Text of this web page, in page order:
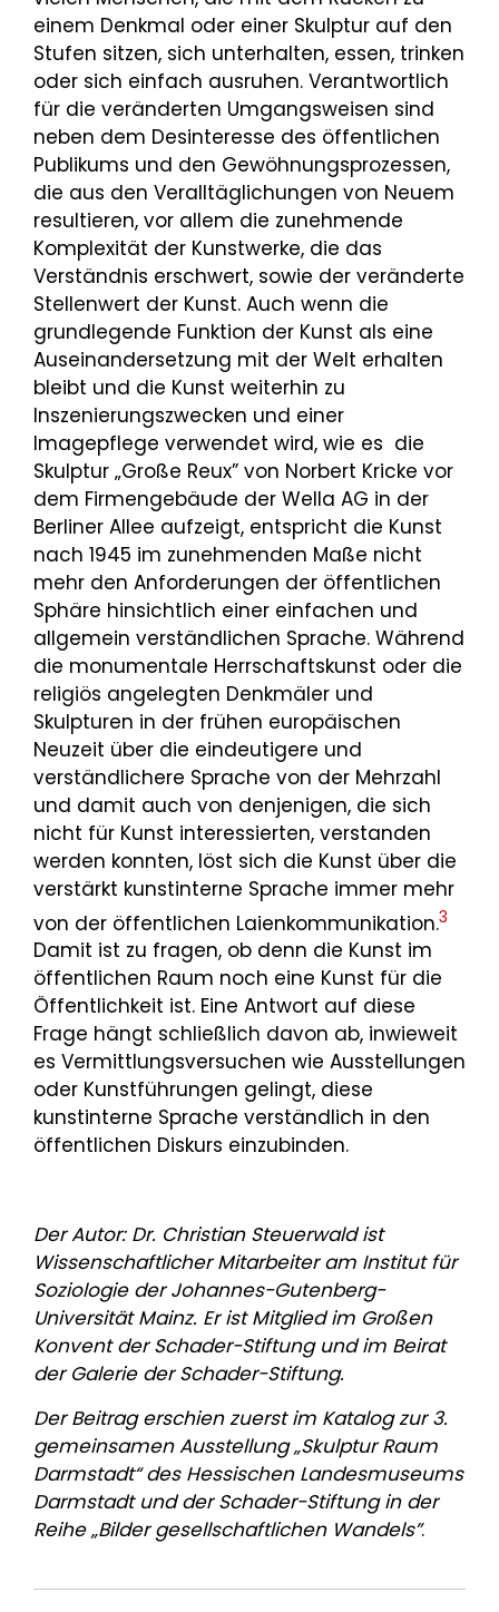
einem Denkmal oder einer Skulptur auf den
Stufen sitzen, sich unterhalten, essen, trinken
oder sich einfach ausruhen. Verantwortlich
für die veränderten Umgangsweisen sind
neben dem Desinteresse des öffentlichen
Publikums und den Gewöhnungsprozessen,
die aus den Veralltäglichungen von Neuem
resultieren, vor allem die zunehmende
Komplexität der Kunstwerke, die das
Verständnis erschwert, sowie der veränderte
Stellenwert der Kunst. Auch wenn die
grundlegende Funktion der Kunst als eine
Auseinandersetzung mit der Welt erhalten
bleibt und die Kunst weiterhin zu
Inszenierungszwecken und einer
Imagepflege verwendet wird, wie es die
Skulptur „Große Reux” von Norbert Kricke vor
dem Firmengebäude der Wella AG in der
Berliner Allee aufzeigt, entspricht die Kunst
nach 1945 im zunehmenden Maße nicht
mehr den Anforderungen der öffentlichen
Sphäre hinsichtlich einer einfachen und
allgemein verständlichen Sprache. Während
die monumentale Herrschaftskunst oder die
religiös angelegten Denkmäler und
Skulpturen in der frühen europäischen
Neuzeit über die eindeutigere und
verständlichere Sprache von der Mehrzahl
und damit auch von denjenigen, die sich
nicht für Kunst interessierten, verstanden
werden konnten, löst sich die Kunst über die
verstärkt kunstinterne Sprache immer mehr
von der öffentlichen Laienkommunikation.3
Damit ist zu fragen, ob denn die Kunst im
öffentlichen Raum noch eine Kunst für die
Öffentlichkeit ist. Eine Antwort auf diese
Frage hängt schließlich davon ab, inwieweit
es Vermittlungsversuchen wie Ausstellungen
oder Kunstführungen gelingt, diese
kunstinterne Sprache verständlich in den
öffentlichen Diskurs einzubinden.
Der Autor: Dr. Christian Steuerwald ist
Wissenschaftlicher Mitarbeiter am Institut für
Soziologie der Johannes-Gutenberg-
Universität Mainz. Er ist Mitglied im Großen
Konvent der Schader-Stiftung und im Beirat
der Galerie der Schader-Stiftung.
Der Beitrag erschien zuerst im Katalog zur 3.
gemeinsamen Ausstellung „Skulptur Raum
Darmstadt“ des Hessischen Landesmuseums
Darmstadt und der Schader-Stiftung in der
Reihe „Bilder gesellschaftlichen Wandels”.